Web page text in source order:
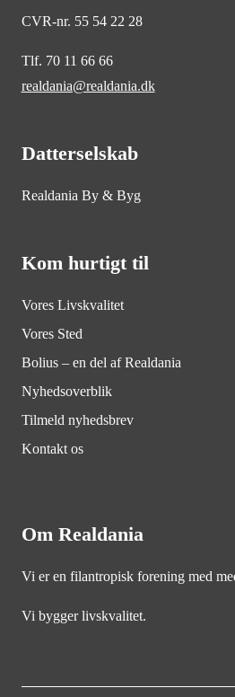
CVR-nr. 55 54 22 28
Tlf. 70 11 66 66
realdania@realdania.dk
Datterselskab
Realdania By & Byg
Kom hurtigt til
Vores Livskvalitet
Vores Sted
Bolius – en del af Realdania
Nyhedsoverblik
Tilmeld nyhedsbrev
Kontakt os
Om Realdania
Vi er en filantropisk forening med
Vi bygger livskvalitet.